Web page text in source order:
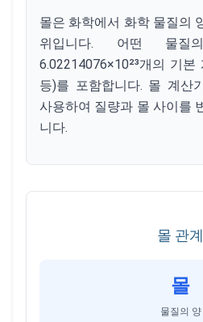
몰은 화학에서 화학 물질의
위입니다. 어떤 물질
6.02214076×10²³개의 기본
등)를 포함합니다. 몰 계산
사용하여 질량과 몰 사이를
니다.
몰 관계
몰
물질의 양